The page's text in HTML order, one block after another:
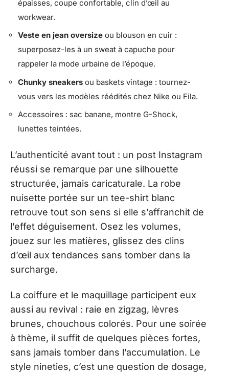
épaisses, coupe confortable, clin d’œil au
workwear.
Veste en jean oversize ou blouson en cuir :
superposez-les à un sweat à capuche pour
rappeler la mode urbaine de l’époque.
Chunky sneakers ou baskets vintage : tournez-
vous vers les modèles réédités chez Nike ou Fila.
Accessoires : sac banane, montre G-Shock,
lunettes teintées.
L’authenticité avant tout : un post Instagram
réussi se remarque par une silhouette
structurée, jamais caricaturale. La robe
nuisette portée sur un tee-shirt blanc
retrouve tout son sens si elle s’affranchit de
l’effet déguisement. Osez les volumes,
jouez sur les matières, glissez des clins
d’œil aux tendances sans tomber dans la
surcharge.
La coiffure et le maquillage participent eux
aussi au revival : raie en zigzag, lèvres
brunes, chouchous colorés. Pour une soirée
à thème, il suffit de quelques pièces fortes,
sans jamais tomber dans l’accumulation. Le
style nineties, c’est une question de dosage,